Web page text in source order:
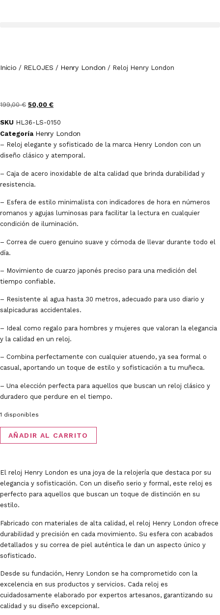
Inicio / RELOJES / Henry London / Reloj Henry London
199,00€ 50,00 €
SKU HL36-LS-0150
Categoría Henry London
– Reloj elegante y sofisticado de la marca Henry London con un
diseño clásico y atemporal.
– Caja de acero inoxidable de alta calidad que brinda durabilidad y
resistencia.
– Esfera de estilo minimalista con indicadores de hora en números
romanos y agujas luminosas para facilitar la lectura en cualquier
condición de iluminación.
– Correa de cuero genuino suave y cómoda de llevar durante todo el
día.
– Movimiento de cuarzo japonés preciso para una medición del
tiempo confiable.
– Resistente al agua hasta 30 metros, adecuado para uso diario y
salpicaduras accidentales.
– Ideal como regalo para hombres y mujeres que valoran la elegancia
y la calidad en un reloj.
– Combina perfectamente con cualquier atuendo, ya sea formal o
casual, aportando un toque de estilo y sofisticación a tu muñeca.
– Una elección perfecta para aquellos que buscan un reloj clásico y
duradero que perdure en el tiempo.
1 disponibles
AÑADIR AL CARRITO
El reloj Henry London es una joya de la relojería que destaca por su
elegancia y sofisticación. Con un diseño serio y formal, este reloj es
perfecto para aquellos que buscan un toque de distinción en su
estilo.
Fabricado con materiales de alta calidad, el reloj Henry London ofrece
durabilidad y precisión en cada movimiento. Su esfera con acabados
detallados y su correa de piel auténtica le dan un aspecto único y
sofisticado.
Desde su fundación, Henry London se ha comprometido con la
excelencia en sus productos y servicios. Cada reloj es
cuidadosamente elaborado por expertos artesanos, garantizando su
calidad y su diseño excepcional.